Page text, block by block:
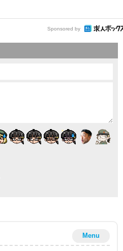
Sponsored by
Menu